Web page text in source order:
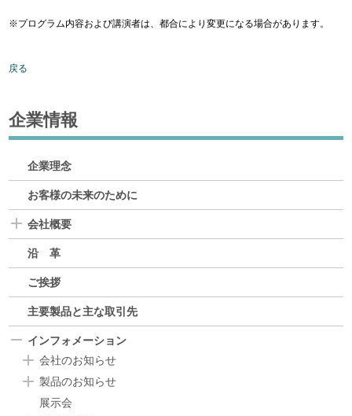
企業情報
企業理念
お客様の未来のために
会社概要
沿 革
ご挨拶
主要製品と主な取引先
インフォメーション
会社のお知らせ
製品のお知らせ
展示会
※プログラム内容および講演者は、都合により変更になる場合があります。
戻る